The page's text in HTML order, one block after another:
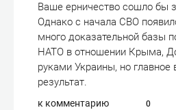
Ваше ерничество сошло бы
Однако с начала СВО
много доказательной базы
НАТО в отношении Крыма,
руками Украины, но главное
результат.
к комментарию 0